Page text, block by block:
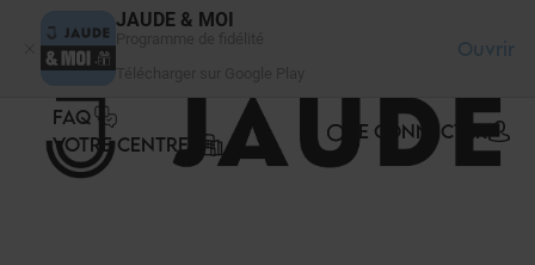
JAUDE & MOI
Ouvrir
FAQ
VOTRE CENTRE
SE CONNECTER
Panneau de gestion des cookies